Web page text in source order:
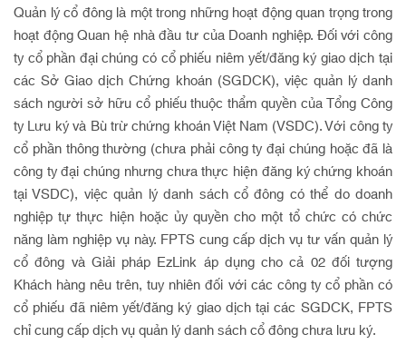
Quản lý cổ đông là một trong những hoạt động quan trọng trong
hoạt động Quan hệ nhà đầu tư của Doanh nghiệp. Đối với công
ty cổ phần đại chúng có cổ phiếu niêm yết/đăng ký giao dịch tại
các Sở Giao dịch Chứng khoán (SGDCK), việc quản lý danh
sách người sở hữu cổ phiếu thuộc thẩm quyền của Tổng Công
ty Lưu ký và Bù trừ chứng khoán Việt Nam (VSDC). Với công ty
cổ phần thông thường (chưa phải công ty đại chúng hoặc đã là
công ty đại chúng nhưng chưa thực hiện đăng ký chứng khoán
tại VSDC), việc quản lý danh sách cổ đông có thể do doanh
nghiệp tự thực hiện hoặc ủy quyền cho một tổ chức có chức
năng làm nghiệp vụ này. FPTS cung cấp dịch vụ tư vấn quản lý
cổ đông và Giải pháp EzLink áp dụng cho cả 02 đối tượng
Khách hàng nêu trên, tuy nhiên đối với các công ty cổ phần có
cổ phiếu đã niêm yết/đăng ký giao dịch tại các SGDCK, FPTS
chỉ cung cấp dịch vụ quản lý danh sách cổ đông chưa lưu ký.